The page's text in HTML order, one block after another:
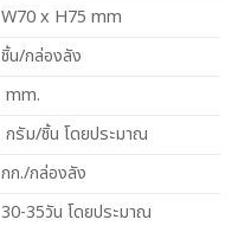
W70 x H75 mm
ชิ้น/กล่องลัง
mm.
กรัม/ชิ้น โดยประมาณ
กก./กล่องลัง
30-35วัน โดยประมาณ